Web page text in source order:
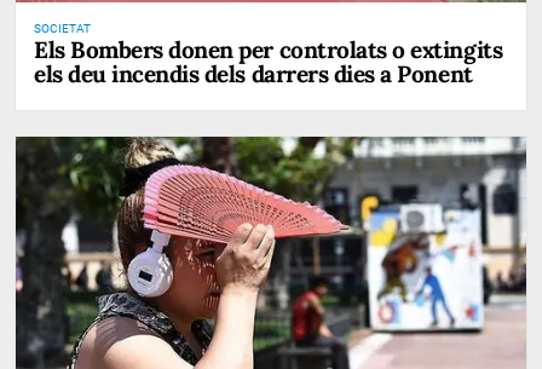
SOCIETAT
Els Bombers donen per controlats o extingits
els deu incendis dels darrers dies a Ponent